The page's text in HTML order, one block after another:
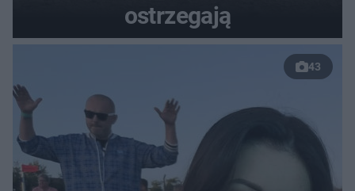
ostrzegają
43